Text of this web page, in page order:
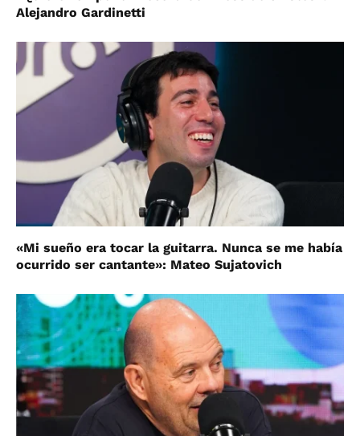
Alejandro Gardinetti
«Mi sueño era tocar la guitarra. Nunca se me había
ocurrido ser cantante»: Mateo Sujatovich